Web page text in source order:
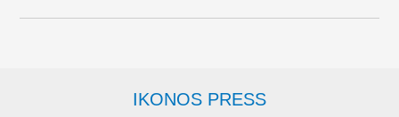
IKONOS PRESS